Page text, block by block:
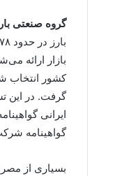
گروه صنعتی
بازار ارائه
کشور انتخاب
گرفت. در این
ایرانی
گواهینامه
بسیاری از